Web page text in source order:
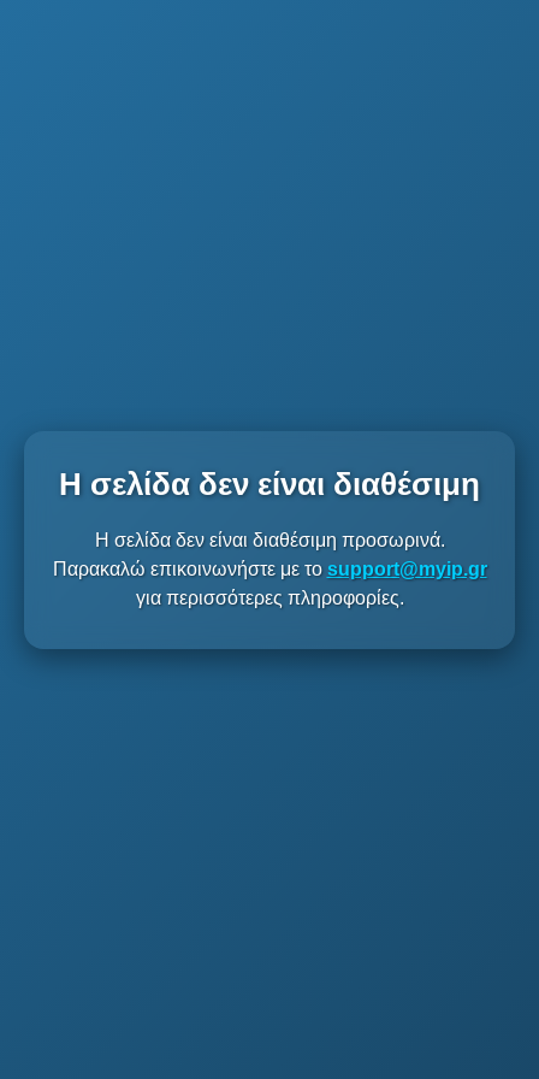
Η σελίδα δεν είναι διαθέσιμη
Η σελίδα δεν είναι διαθέσιμη προσωρινά.
Παρακαλώ επικοινωνήστε με το support@myip.gr
για περισσότερες πληροφορίες.